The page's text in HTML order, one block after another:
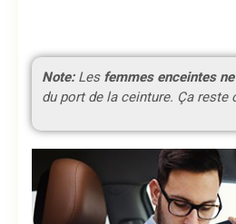
Note:Lesfemmes enceintes
du port de la ceinture. Ça reste